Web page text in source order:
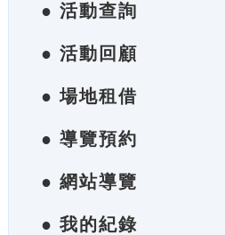
● 活動查詢
● 活動回顧
● 場地租借
● 導覽預約
● 網站導覽
● 我的紀錄